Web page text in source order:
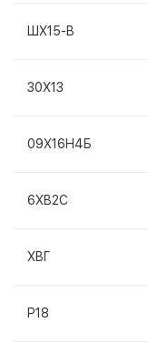
ШХ15-В
30Х13
09Х16Н4Б
6ХВ2С
ХВГ
Р18